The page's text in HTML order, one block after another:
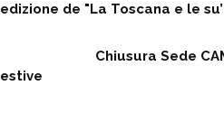
edizione de "La Toscana e le
Chiusura Sede
estive